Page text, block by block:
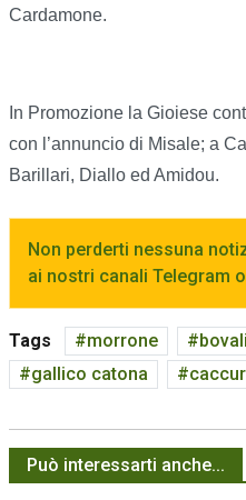
Cardamone.
In Promozione la Gioiese
con l’annuncio di Misale; a
Barillari, Diallo ed Amidou.
Non perderti nessuna
ai nostri canali Telegram
Tags morrone
gallico catona
Può interessarti anche...